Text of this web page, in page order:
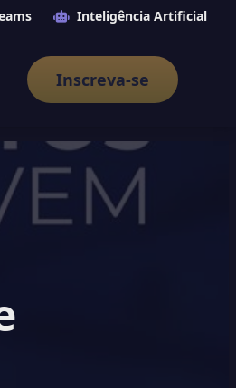
Inteligência Artificial
Inscreva-se